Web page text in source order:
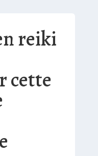
reiki
cette